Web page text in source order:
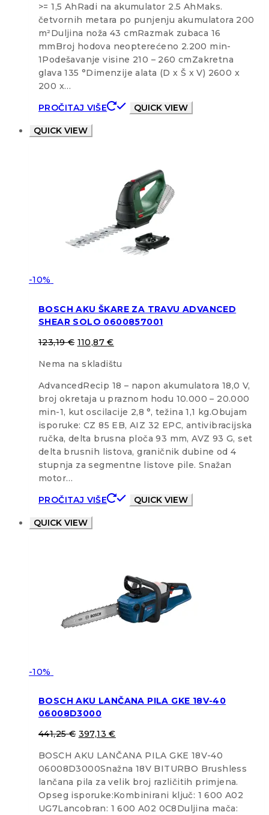
>= 1,5 AhRadi na akumulator 2.5 AhMaks.
četvornih metara po punjenju akumulatora 200
m²Duljina noža 43 cmRazmak zubaca 16
mmBroj hodova neopterećeno 2.200 min-
1Podešavanje visine 210 – 260 cmZakretna
glava 135 °Dimenzije alata (D x Š x V) 2600 x
200 x…
PROČITAJ VIŠE
QUICK VIEW
QUICK VIEW
-10%
BOSCH AKU ŠKARE ZA TRAVU ADVANCED
SHEAR SOLO 0600857001
123,19€ 110,87€
Nema na skladištu
AdvancedRecip 18 – napon akumulatora 18,0 V,
broj okretaja u praznom hodu 10.000 – 20.000
min-1, kut oscilacije 2,8 °, težina 1,1 kg.Obujam
isporuke: CZ 85 EB, AIZ 32 EPC, antivibracijska
ručka, delta brusna ploča 93 mm, AVZ 93 G, set
delta brusnih listova, graničnik dubine od 4
stupnja za segmentne listove pile. Snažan
motor…
PROČITAJ VIŠE
QUICK VIEW
QUICK VIEW
-10%
BOSCH AKU LANČANA PILA GKE 18V-40
06008D3000
441,25€ 397,13€
BOSCH AKU LANČANA PILA GKE 18V-40
06008D3000Snažna 18V BITURBO Brushless
lančana pila za velik broj različitih primjena.
Opseg isporuke:Kombinirani ključ: 1 600 A02
UG7Lancobran: 1 600 A02 0C8Duljina mača: